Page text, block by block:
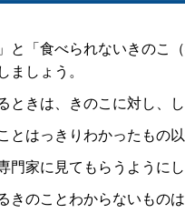
と「食べられないきの
しょう。
きは、きのこに対し、
はっきりわかったもの
家に見てもらうようにし
のことわからないもの